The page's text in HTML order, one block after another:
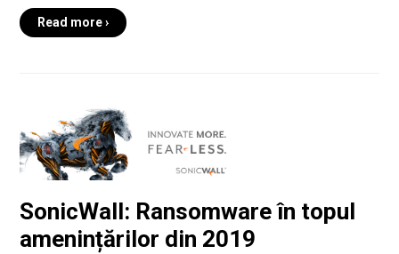
Read more ›
SonicWall: Ransomware în topul
amenințărilor din 2019